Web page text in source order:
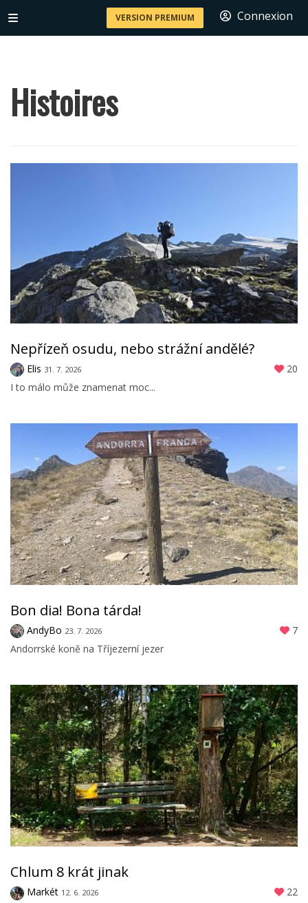
VERSION PREMIUM Connexion
Histoires
Nepřízeň osudu, nebo strážní andělé?
Elis 31. 7. 2026
20
I to málo může znamenat moc...
Bon dia! Bona tárda!
AndyBo 23. 7. 2026
7
Andorrské koně na Tříjezerní jezer
Chlum 8 krát jinak
Markét 12. 6. 2026
22